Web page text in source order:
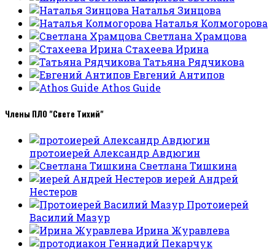
Наталья Зинцова
Наталья Колмогорова
Светлана Храмцова
Стахеева Ирина
Татьяна Рядчикова
Евгений Антипов
Athos Guide
Члены ПЛО "Свете Тихий"
протоиерей Александр Авдюгин
Светлана Тишкина
иерей Андрей
Нестеров
Протоиерей
Василий Мазур
Ирина Журавлева